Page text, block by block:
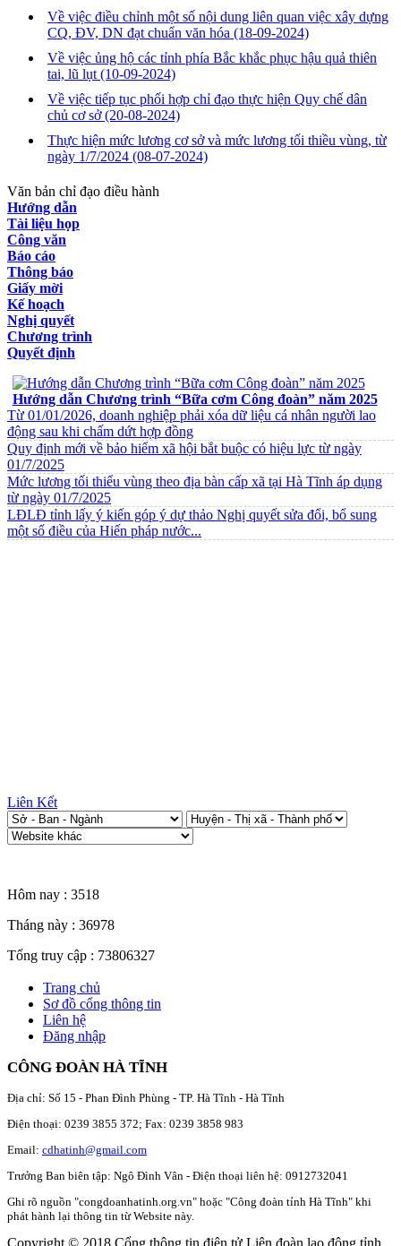
Về việc điều chỉnh một số nội dung liên quan việc xây dựng
CQ, ĐV, DN đạt chuẩn văn hóa (18-09-2024)
Về việc ủng hộ các tỉnh phía Bắc khắc phục hậu quả thiên
tai, lũ lụt (10-09-2024)
Về việc tiếp tục phối hợp chỉ đạo thực hiện Quy chế dân
chủ cơ sở(20-08-2024)
Thực hiện mức lương cơ sở và mức lương tối thiều vùng, từ
ngày 1/7/2024 (08-07-2024)
Văn bản chỉ đạo điều hành
Hướng dẫn
Tài liệu họp
Công văn
Báo cáo
Thông báo
Giấy mời
Kế hoạch
Nghị quyết
Chương trình
Quyết định
Hướng dẫn Chương trình “Bữa cơm Công đoàn” năm 2025
Từ 01/01/2026, doanh nghiệp phải xóa dữ liệu cá nhân người lao
động sau khi chấm dứt hợp đồng
Quy định mới về bảo hiểm xã hội bắt buộc có hiệu lực từ ngày
01/7/2025
Mức lương tối thiểu vùng theo địa bàn cấp xã tại Hà Tĩnh áp dụng
từ ngày 01/7/2025
LĐLĐ tỉnh lấy ý kiến góp ý dự thảo Nghị quyết sửa đổi, bổ sung
một số điều của Hiến pháp nước...
Liên Kết
Hôm nay : 3518
Tháng này : 36978
Tổng truy cập : 73806327
Trang chủ
Sơ đồ cổng thông tin
Liên hệ
Đăng nhập
CÔNG ĐOÀN HÀ TĨNH
Địa chỉ: Số 15 - Phan Đình Phùng - TP. Hà Tĩnh - Hà Tĩnh
Điện thoại: 0239 3855 372; Fax: 0239 3858 983
Email: cdhatinh@gmail.com
Trưởng Ban biên tập: Ngô Đình Vân - Điện thoại liên hệ: 0912732041
Ghi rõ nguồn "congdoanhatinh.org.vn" hoặc "Công đoàn tỉnh Hà Tĩnh" khi
phát hành lại thông tin từ Website này.
Copyright © 2018 Cổng thông tin điện tử Liên đoàn lao động tỉnh